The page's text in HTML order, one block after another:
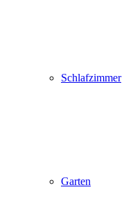
Schlafzimmer
Garten